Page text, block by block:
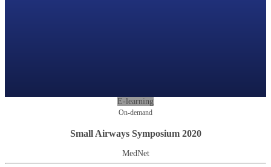
E-learning
On-demand
Small Airways Symposium 2020
MedNet